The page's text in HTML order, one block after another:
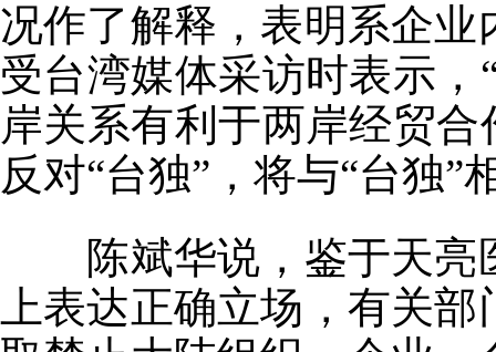
况作了解释，表明系企
受台湾媒体采访时表示
岸关系有利于两岸经贸
反对“台独”，将与“台独
陈斌华说，鉴于天亮
上表达正确立场，有关